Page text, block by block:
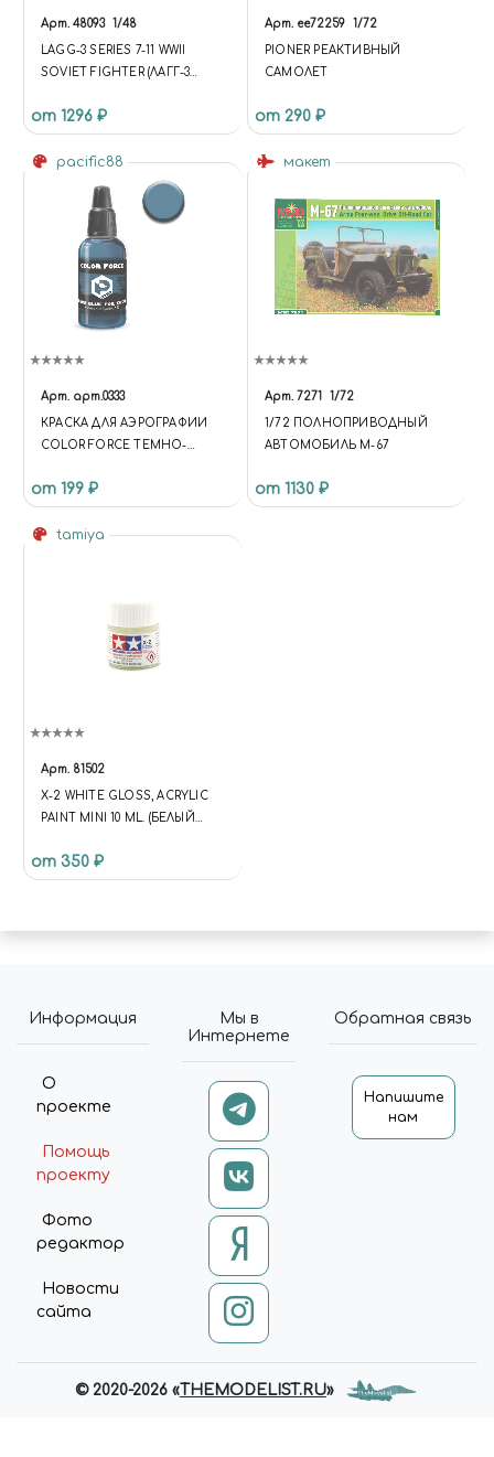
Арт. 48093 1/48
LAGG-3 SERIES 7-11 WWII
SOVIET FIGHTER (ЛАГГ-3
ИСТРЕБИТЕЛЬ 2МВ)
от 1296 ₽
Арт. ее72259 1/72
PIONER РЕАКТИВНЫЙ
САМОЛЕТ
от 290 ₽
pacific88
Арт. арт.0333
КРАСКА ДЛЯ АЭРОГРАФИИ
COLOR FORCE ТЕМНО-
FOR C-33)
от 199 ₽
макет
Арт. 7271 1/72
1/72 ПОЛНОПРИВОДНЫЙ
АВТОМОБИЛЬ M-67
от 1130 ₽
tamiya
Арт. 81502
X-2 WHITE GLOSS, ACRYLIC
PAINT MINI 10 ML. (БЕЛЫЙ
от 350 ₽
Информация
О
проекте
Помощь
проекту
Фото
редактор
Новости
сайта
Мы в
Интернете
Обратная связь
Напишите
нам
© 2020-2026 «THEMODELIST.RU»